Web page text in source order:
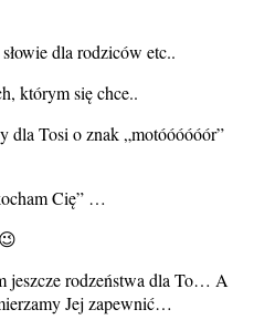
dla rodziców etc..
którym się chce..
dla Tosi o znak „motóóóóóór”
Cię” …
jeszcze rodzeństwa dla To… A
Jej zapewnić…